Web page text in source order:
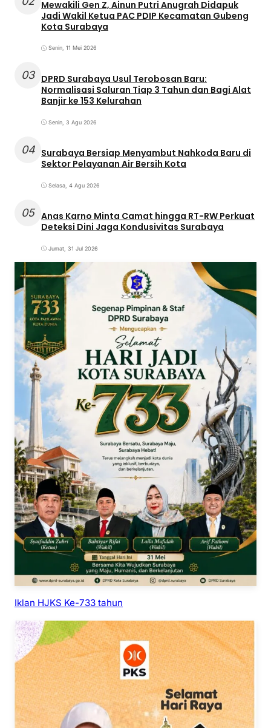
Mewakili Gen Z, Ainun Putri Anugrah Didapuk
Jadi Wakil Ketua PAC PDIP Kecamatan Gubeng
Kota Surabaya
Senin, 11 Mei 2026
03 DPRD Surabaya Usul Terobosan Baru:
Normalisasi Saluran Tiap 3 Tahun dan Bagi Alat
Banjir ke 153 Kelurahan
Senin, 3 Agu 2026
04 Surabaya Bersiap Menyambut Nahkoda Baru di
Sektor Pelayanan Air Bersih Kota
Selasa, 4 Agu 2026
05 Anas Karno Minta Camat hingga RT-RW Perkuat
Deteksi Dini Jaga Kondusivitas Surabaya
Jumat, 31 Jul 2026
Iklan HJKS Ke-733 tahun